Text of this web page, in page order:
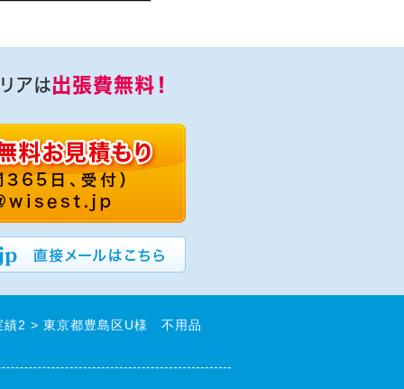
アは出張費無料！
績2 東京都豊島区U様 不用品